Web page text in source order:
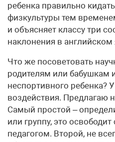
ребенка правильно
физкультуры тем
и объясняет классу три
наклонения в
Что же посоветовать
родителям или бабушкам
неспортивного ребенка?
воздействия. Предлагаю
Самый простой –
или группу, это освободит
педагогом. Второй, не